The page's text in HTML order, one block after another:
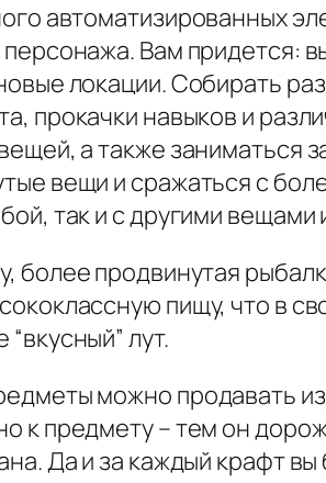
автоматизированных
персонажа. Вам придется:
локации. Собирать
прокачки навыков и
а также заниматься
вещи и сражаться с
так и с другими вещами
более продвинутая
пищу, что в
“вкусный” лут.
можно продавать
к предмету – тем он
Да и за каждый крафт вы